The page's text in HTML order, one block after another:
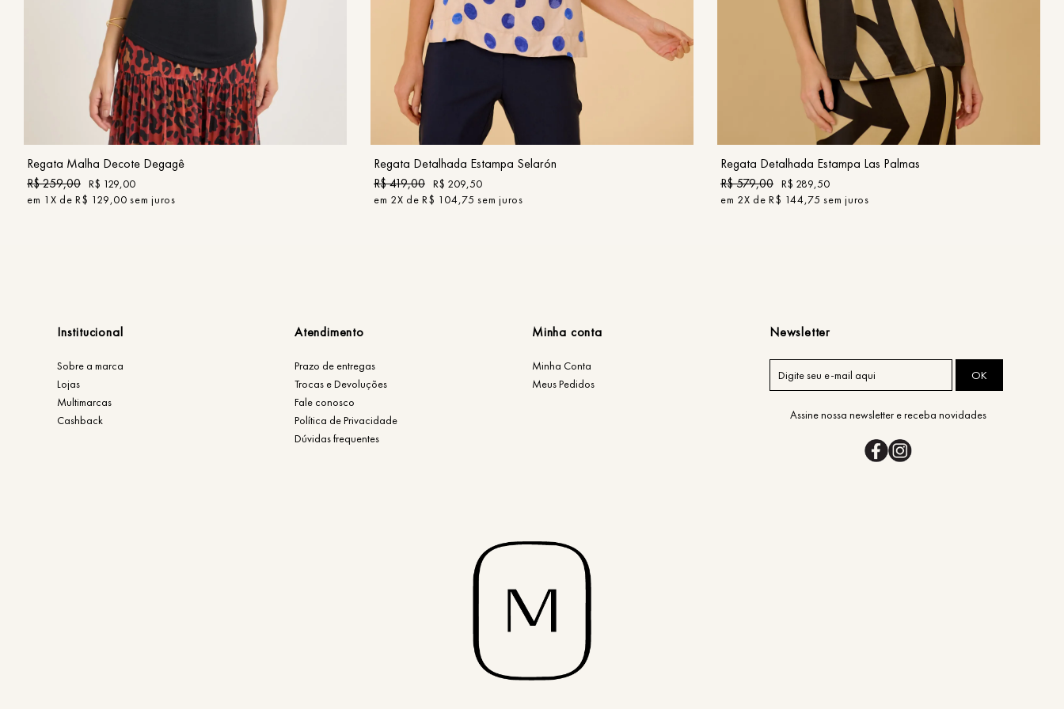
PP P M G GG
COMPRAR
Regata Malha Decote Degagê
R$259,00 R$ 129,00
em 1 X deR$ 129,00 sem juros
COMPRAR
Regata Detalhada Estampa Selarón
R$419,00 R$ 209,50
em 2X deR$ 104,75 sem juros
PP P GG
COMPRAR
Regata Detalhada Estampa Las Palmas
R$579,00 R$ 289,50
em 2X deR$ 144,75 sem juros
Institucional
Sobre a marca
Lojas
Multimarcas
Cashback
Atendimento
Prazo de entregas
Trocas e Devoluções
Fale conosco
Política de Privacidade
Dúvidas frequentes
Minha conta
Minha Conta
Meus Pedidos
Newsletter
OK
Assine nossa newsletter e receba novidades